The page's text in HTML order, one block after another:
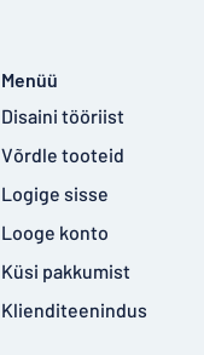
Menüü
Disaini tööriist
Võrdle tooteid
Logige sisse
Looge konto
Küsi pakkumist
Klienditeenindus